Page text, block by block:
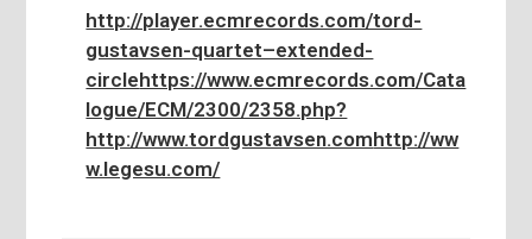
http://player.ecmrecords.com/tord-
gustavsen-quartet–extended-
circlehttps://www.ecmrecords.com/Cata
logue/ECM/2300/2358.php?
http://www.tordgustavsen.comhttp://ww
w.legesu.com/